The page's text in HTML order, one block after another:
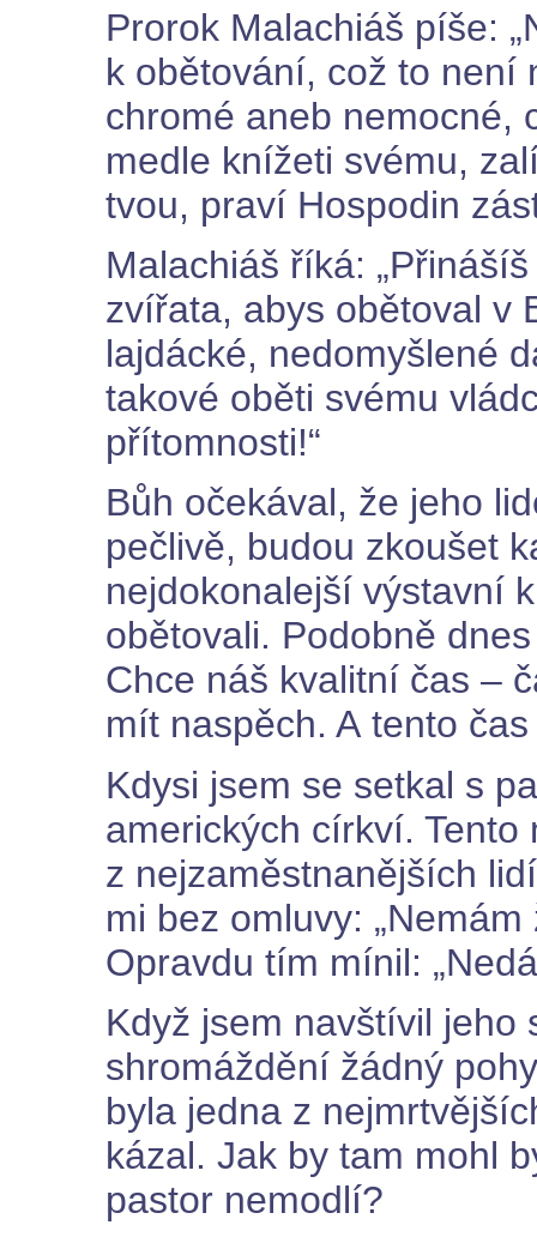
Prorok Malachiáš píše:
k obětování, což to není
chromé aneb nemocné,
medle knížeti svému,
tvou, praví Hospodin
Malachiáš říká:
zvířata, abys obětoval v
lajdácké, nedomyšlené
takové oběti svému
přítomnosti!“
Bůh očekával, že jeho
pečlivě, budou zkoušet
nejdokonalejší výstavní
obětovali. Podobně
Chce náš kvalitní čas –
mít naspěch. A tento
Kdysi jsem se setkal s
amerických církví. Tento
z nejzaměstnanějších
mi bez omluvy:
Opravdu tím mínil:
Když jsem navštívil jeho
shromáždění žádný
byla jedna z
kázal. Jak by tam mohl
pastor nemodlí?